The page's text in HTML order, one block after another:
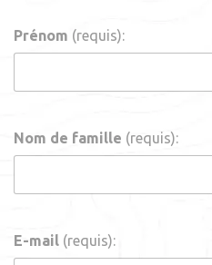
Prénom (requis):
Nom de famille (requis):
E-mail (requis):